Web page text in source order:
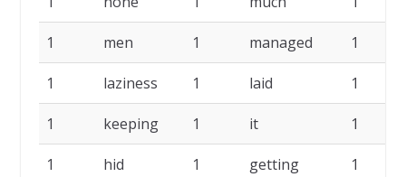
1 men 1 managed 1
1 laziness 1 laid 1
1 keeping 1 it 1
1 hid 1 getting 1